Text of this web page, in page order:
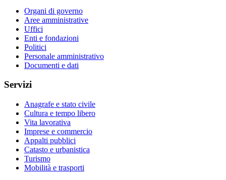
Organi di governo
Aree amministrative
Uffici
Enti e fondazioni
Politici
Personale amministrativo
Documenti e dati
Servizi
Anagrafe e stato civile
Cultura e tempo libero
Vita lavorativa
Imprese e commercio
Appalti pubblici
Catasto e urbanistica
Turismo
Mobilità e trasporti